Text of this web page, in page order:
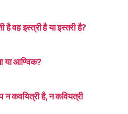
वह इस्त्री है या इस्तरी है?
या आण्विक?
कवयित्री है, न कवियत्री